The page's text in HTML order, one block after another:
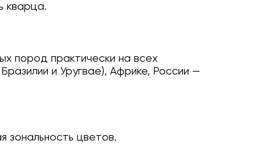
кварца.
пород практически на всех
и Уругвае), Африке, России —
зональность цветов.